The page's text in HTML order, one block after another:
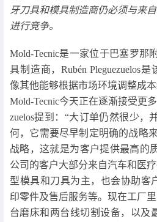
牙刀具和模具制造商仍必须与来
进行竞争。
Mold-Tecnic是一家位于巴塞罗那
具制造商，Rubén Pleguezuelos
像其他能够根据市场环境调整成
Mold-Tecnic今天正在逐渐接受更
zuelos提到：“大订单仍然很少，
何，它需要尽早制定明确的战略
战略，这就是为客户提供最高的
公司的客户大部分来自汽车和医
型模具和刀具为主，也会协助客
印零件及售后服务等。现在工厂
台磨床和两台线切割设备，以及